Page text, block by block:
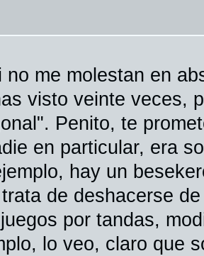
no me molestan en
visto veinte veces,
Penito, te
en particular, era
hay un
de deshacerse
por tandas,
lo veo, claro que